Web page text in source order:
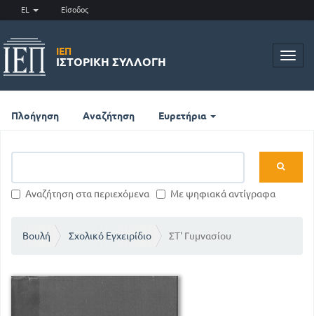
EL Είσοδος
ΙΕΠ
ΙΣΤΟΡΙΚΉ ΣΥΛΛΟΓΉ
Πλοήγηση Αναζήτηση Ευρετήρια
Αναζήτηση στα περιεχόμενα Με ψηφιακά αντίγραφα
Βουλή Σχολικό Εγχειρίδιο ΣΤ' Γυμνασίου